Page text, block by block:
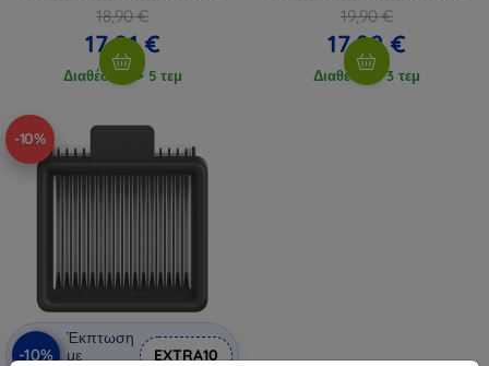
18,90 €
17,01 €
Διαθέσιμο > 5 τεμ
19,90 €
17,92 €
Διαθέσιμο 3 τεμ
-10%
-10%
Έκπτωση
με
EXTRA10